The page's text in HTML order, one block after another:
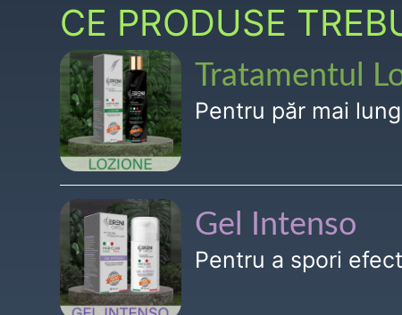
CE PRODUSE
Tratamentul
Pentru păr mai
Gel Intenso
Pentru a spori